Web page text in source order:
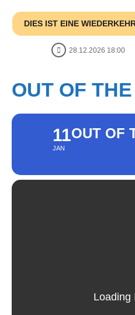
DIES IST EINE
28.12.2026 18:00
OUT OF
11
JAN
OUT OF